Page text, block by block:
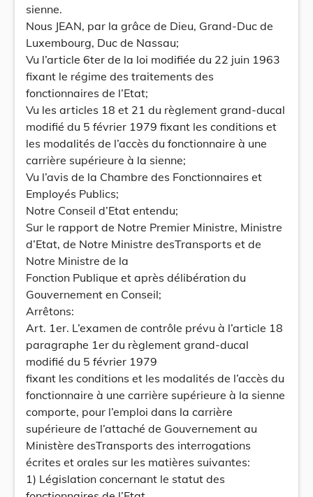
sienne.
Nous JEAN, par la grâce de Dieu, Grand-Duc de
Luxembourg, Duc de Nassau;
Vu l’article 6ter de la loi modifiée du 22 juin 1963
fixant le régime des traitements des
fonctionnaires de l’Etat;
Vu les articles 18 et 21 du règlement grand-ducal
modifié du 5 février 1979 fixant les conditions et
les modalités de l’accès du fonctionnaire à une
carrière supérieure à la sienne;
Vu l’avis de la Chambre des Fonctionnaires et
Employés Publics;
Notre Conseil d’Etat entendu;
Sur le rapport de Notre Premier Ministre, Ministre
d’Etat, de Notre Ministre desTransports et de
Notre Ministre de la
Fonction Publique et après délibération du
Gouvernement en Conseil;
Arrêtons:
Art. 1er. L’examen de contrôle prévu à l’article 18
paragraphe 1er du règlement grand-ducal
modifié du 5 février 1979
fixant les conditions et les modalités de l’accès du
fonctionnaire à une carrière supérieure à la sienne
comporte, pour l’emploi dans la carrière
supérieure de l’attaché de Gouvernement au
Ministère desTransports des interrogations
écrites et orales sur les matières suivantes:
1) Législation concernant le statut des